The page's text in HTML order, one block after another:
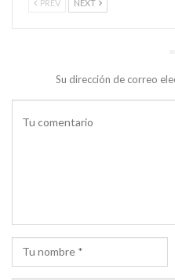
PREV NEXT
Su dirección de correo